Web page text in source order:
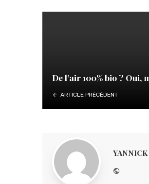
De l’air 100% bio ? Oui,
ARTICLE PRÉCÉDENT
YANNICK